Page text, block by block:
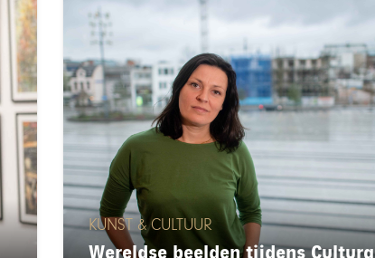
KUNST & CULTUUR
Wereldse beelden tijdens Cultura